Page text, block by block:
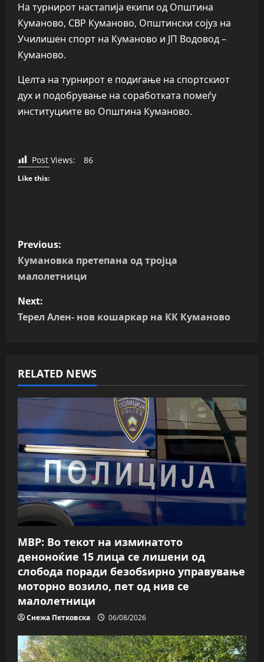
На турнирот настапија екипи од Општина
Куманово, СВР Куманово, Општински сојуз на
Училишен спорт на Куманово и ЈП Водовод –
Куманово.
Целта на турнирот е подигање на спортскиот
дух и подобрување на соработката помеѓу
институциите во Општина Куманово.
Post Views: 86
Like this:
P
o
t
a
v
g
a
t
i
o
n
Previous:
Кумановка претепана од тројца
малолетници
Next:
Терел Ален- нов кошаркар на КК Куманово
RELATED NEWS
МВР: Во текот на изминатото
деноноќие 15 лица се лишени од
слобода поради безобѕирно управување
моторно возило, пет од нив се
малолетници
Снежа Петковска 06/08/2026